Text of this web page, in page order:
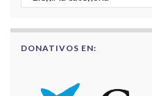
DONATIVOS EN: